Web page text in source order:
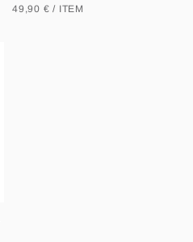
Preis
GRUNDPREIS
49,90 € / PRO
ITEM